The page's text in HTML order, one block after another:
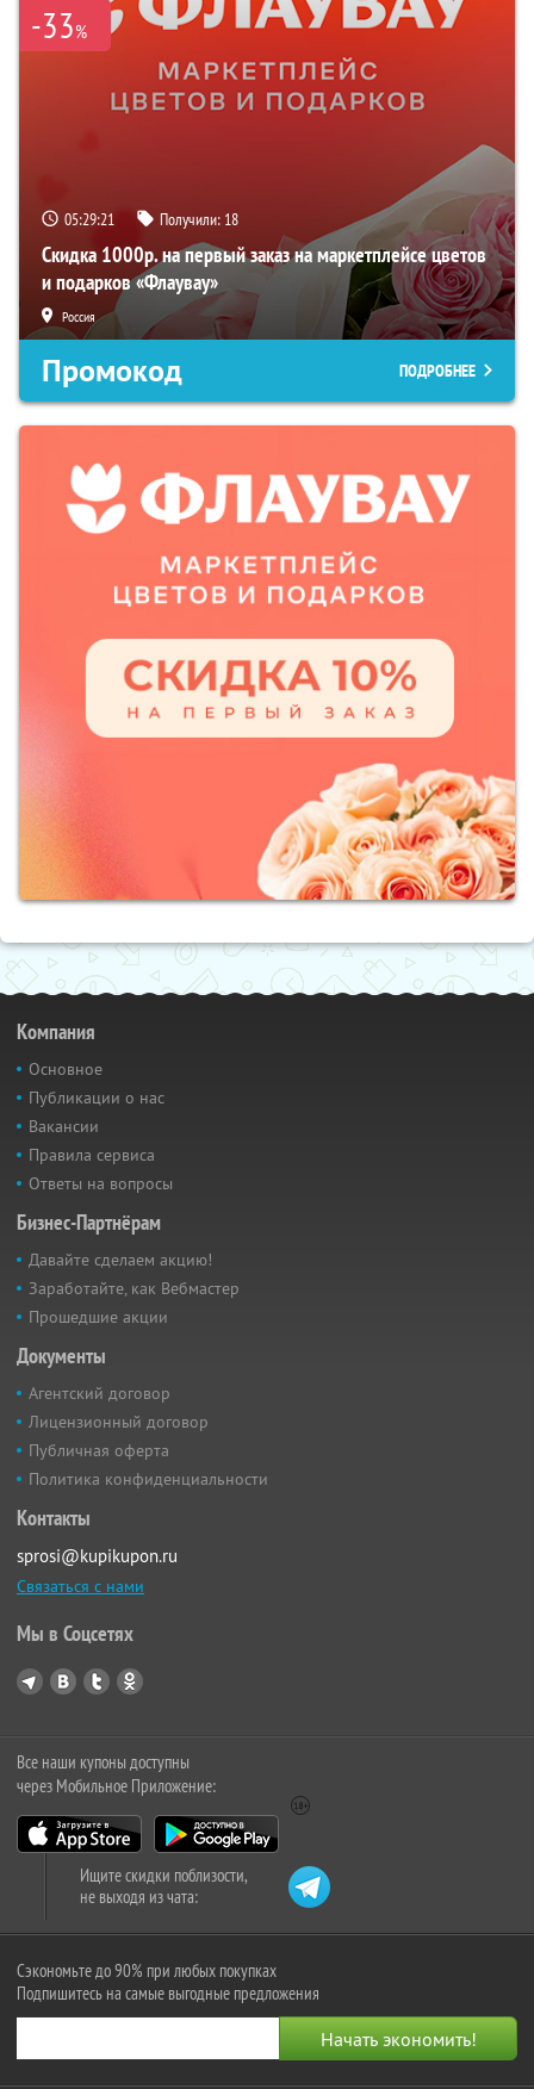
-33%
05:29:20 Получили: 18
Скидка 1000р. на первый заказ на маркетплейсе цветов
и подарков «Флаувау»
Россия
Промокод ПОДРОБНЕЕ
Компания
Основное
Публикации о нас
Вакансии
Правила сервиса
Ответы на вопросы
Бизнес-Партнёрам
Давайте сделаем акцию!
Заработайте, как Вебмастер
Прошедшие акции
Документы
Агентский договор
Лицензионный договор
Публичная оферта
Политика конфиденциальности
Контакты
sprosi@kupikupon.ru
Связаться с нами
Мы в Соцсетях
Все наши купоны доступны
через Мобильное Приложение:
Ищите скидки поблизости,
не выходя из чата:
Сэкономьте до 90% при любых покупках
Подпишитесь на самые выгодные предложения